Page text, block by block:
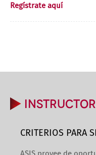
Regístrate aquí
CRITERIOS PARA